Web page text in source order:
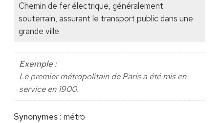
Chemin de fer électrique, généralement
souterrain, assurant le transport public dans une
grande ville.
Exemple :
Le premier métropolitain de Paris a été mis en
service en 1900.
Synonymes : métro